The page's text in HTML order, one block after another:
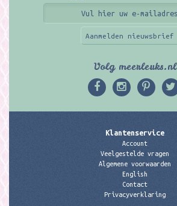
Aanmelden nieuwsbrief
Volg meerleuks.nl
Klantenservice
Account
Veelgestelde vragen
Algemene voorwaarden
English
Contact
Privacyverklaring